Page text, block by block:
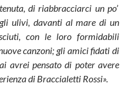
di riabbracciarci un po’
ulivi, davanti al mare di un
con le loro formidabili
canzoni; gli amici fidati di
avrei pensato di poter avere
di Braccialetti Rossi».